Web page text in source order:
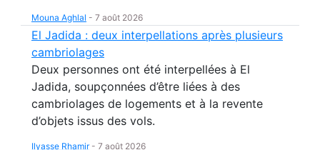
Mouna Aghlal - 7 août 2026
El Jadida : deux interpellations après plusieurs
cambriolages
Deux personnes ont été interpellées à El
Jadida, soupçonnées d’être liées à des
cambriolages de logements et à la revente
d’objets issus des vols.
Ilyasse Rhamir- 7 août 2026